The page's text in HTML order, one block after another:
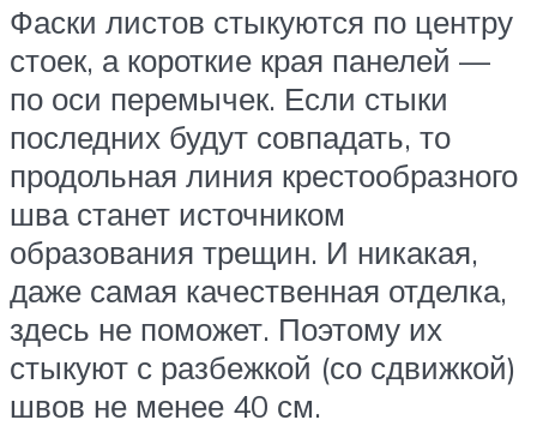
Фаски листов стыкуются по центру
стоек, а короткие края панелей —
по оси перемычек. Если стыки
последних будут совпадать, то
продольная линия крестообразного
шва станет источником
образования трещин. И никакая,
даже самая качественная отделка,
здесь не поможет. Поэтому их
стыкуют с разбежкой (со сдвижкой)
швов не менее 40 см.